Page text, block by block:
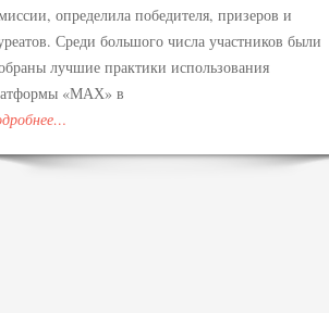
определила победителя, призеров и
Среди большого числа участников были
лучшие практики использования
«МАХ» в